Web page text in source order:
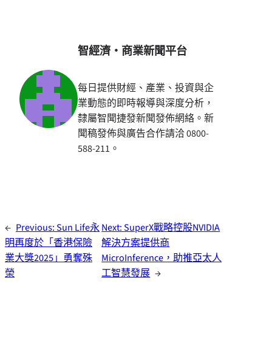
智經濟・商業新聞平台
每日提供財經、產業、投資與企
業動態的即時報導與深度分析，
隸屬智聞捷發新聞發佈網絡。新
聞稿發佈與廣告合作請洽 0800-
588-211。
← Previous:Sun Life永
明再度於「香港保險
業大獎2025」勇奪殊
榮
Next:SuperX戰略控股NVIDIA
解決方案提供商
MicroInference，助推亞太人
工智慧發展 →